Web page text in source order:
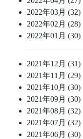
2022年03月 (32)
2022年02月 (28)
2022年01月 (30)
2021年12月 (31)
2021年11月 (29)
2021年10月 (30)
2021年09月 (30)
2021年08月 (32)
2021年07月 (32)
2021年06月 (30)